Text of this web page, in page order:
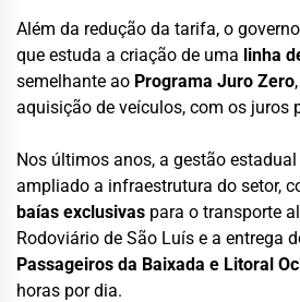
Além da redução da tarifa, o
que estuda a criação de uma linha
semelhante ao Programa Juro Zero
aquisição de veículos, com os juros
Nos últimos anos, a gestão
ampliado a infraestrutura do setor,
baías exclusivas para o transporte
Rodoviário de São Luís e a entrega
Passageiros da Baixada e Litoral
horas por dia.